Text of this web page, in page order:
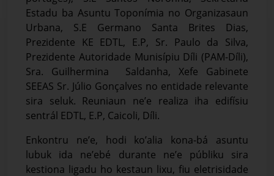
Estadu ba Asuntu Toponímia no Organizasaun
Urbana, S.E Germano Santa Brites Dias,
Prezidente KE EDTL, E.P, Sr. Paulo da Silva,
Prezidente Autoridade Munisípiu Díli (PAM-Díli),
Sra. Guilhermina Saldanha, Xefe Gabinete
SEEAS Sr. Júlio Gonçalves no entidade relevante
sira seluk. Reuniaun ne’e realiza iha edifísiu
sentrál EDTL, E.P, Caicoli, Díli.
Enkontru ne’e, hodi ko’alia kona-bá asuntu
lubuk ida ne’ebé durante ne’e públiku sira
kestiona ligadu ho kestaun lixu, fiu eletrisidade